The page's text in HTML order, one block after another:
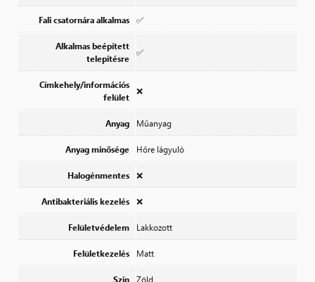
Fali csatornára alkalmas ✅
Alkalmas beépített
telepítésre
✅
Címkehely/információs
felület
❌
Anyag Műanyag
Anyag minősége Hőre lágyuló
Halogénmentes ❌
Antibakteriális kezelés ❌
Felületvédelem Lakkozott
Felületkezelés Matt
Szín Zöld